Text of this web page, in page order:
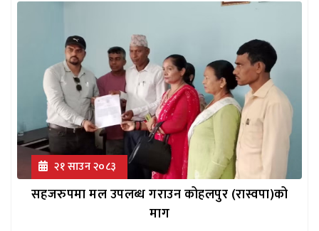
२१ साउन २०८३
सहजरुपमा मल उपलब्ध गराउन कोहलपुर (रास्वपा)को
माग